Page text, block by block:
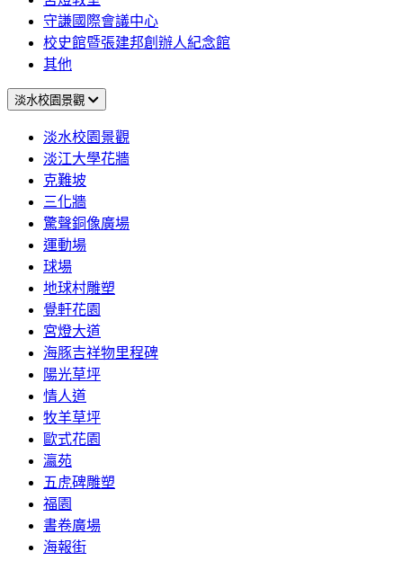
守謙國際會議中心
校史館暨張建邦創辦人紀念館
其他
淡水校園景觀
淡水校園景觀
淡江大學花牆
克難坡
三化牆
驚聲銅像廣場
運動場
球場
地球村雕塑
覺軒花園
宮燈大道
海豚吉祥物里程碑
陽光草坪
情人道
牧羊草坪
歐式花園
瀛苑
五虎碑雕塑
福園
書卷廣場
海報街